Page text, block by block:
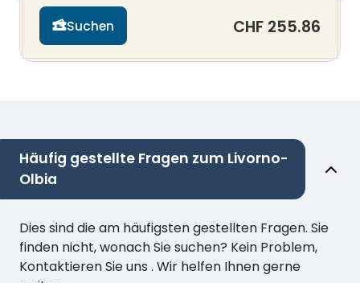
Suchen CHF 255.86
Häufig gestellte Fragen zum Livorno-
Olbia
Dies sind die am häufigsten gestellten Fragen. Sie
finden nicht, wonach Sie suchen? Kein Problem,
Kontaktieren Sie uns . Wir helfen Ihnen gerne